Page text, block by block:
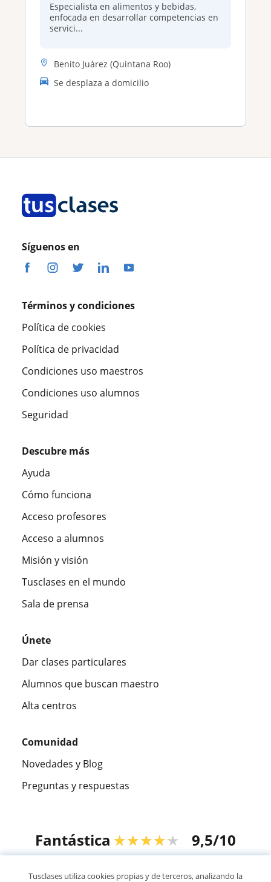
Especialista en alimentos y bebidas,
enfocada en desarrollar competencias en
servici...
Benito Juárez (Quintana Roo)
Se desplaza a domicilio
Síguenos en
Términos y condiciones
Política de cookies
Política de privacidad
Condiciones uso maestros
Condiciones uso alumnos
Seguridad
Descubre más
Ayuda
Cómo funciona
Acceso profesores
Acceso a alumnos
Misión y visión
Tusclases en el mundo
Sala de prensa
Únete
Dar clases particulares
Alumnos que buscan maestro
Alta centros
Comunidad
Novedades y Blog
Preguntas y respuestas
Fantástica ★★★★★ 9,5/10
Tusclases utiliza cookies propias y de terceros, analizando la